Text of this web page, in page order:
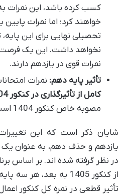
کسب کرده باشد، این نمرات
خواهند کرد؛ اما نمرات
تحصیلی نهایی برای این پایه،
نخواهد داشت. این یک فرصت
نمرات قوی در یازدهم دارند.
تأثیر پایه دهم: نمرات
کامل از تأثیرگذاری در کنکور 1404 حذف شده اند.
مصوبه خاص کنکور 1404 است.
شایان ذکر است که این
در نظر گرفته شده اند. بر اساس
از کنکور 1405 به بعد،
تأثیر قطعی در نمره کل کنکور